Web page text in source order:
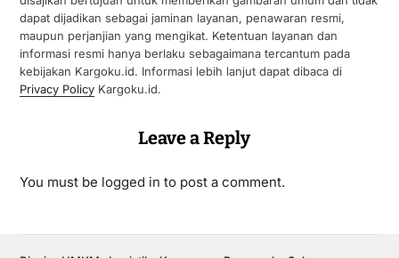
dapat dijadikan sebagai jaminan layanan, penawaran resmi,
maupun perjanjian yang mengikat. Ketentuan layanan dan
informasi resmi hanya berlaku sebagaimana tercantum pada
kebijakan Kargoku.id. Informasi lebih lanjut dapat dibaca di
Privacy PolicyKargoku.id.
Leave a Reply
You must be logged in to post a comment.